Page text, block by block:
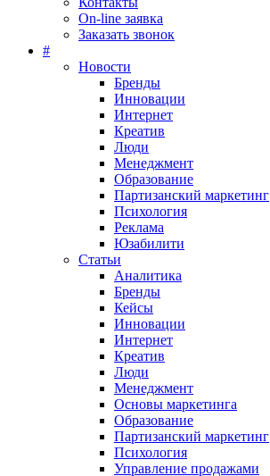
On-line заявка
Заказать звонок
#
Новости
Бренды
Инновации
Интернет
Креатив
Люди
Менеджмент
Образование
Партизанский маркетинг
Психология
Реклама
Юзабилити
Статьи
Аналитика
Бренды
Кейсы
Инновации
Интернет
Креатив
Люди
Менеджмент
Основы маркетинга
Образование
Партизанский маркетинг
Психология
Управление продажами